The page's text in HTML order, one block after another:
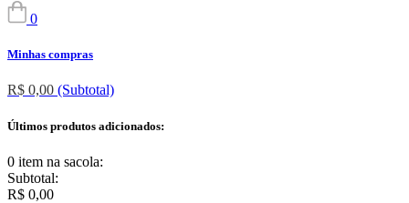
0
Minhas compras
R$ 0,00 (Subtotal)
Últimos produtos adicionados:
0 item na sacola:
Subtotal:
R$ 0,00